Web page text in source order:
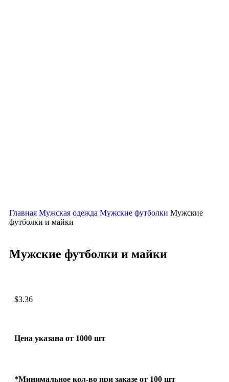
Главная Мужская одежда Мужские футболки Мужские
футболки и майки
Мужские футболки и майки
$3.36
Цена указана от 1000 шт
*Минимальное кол-во при заказе от 100 шт